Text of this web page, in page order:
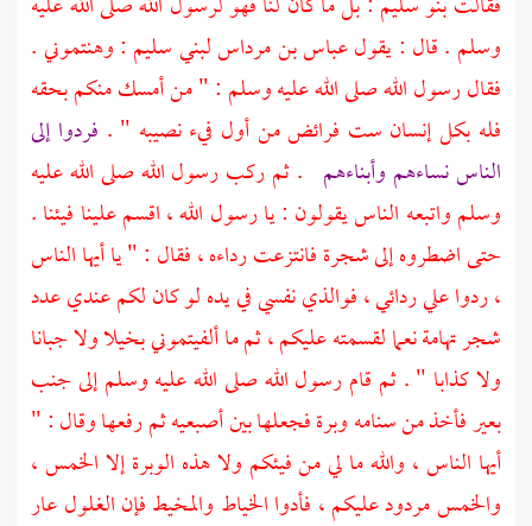
وسلم . قال : يقولعباس بن مرداسلبني سليم : وهنتموني .
فقال رسول الله صلى الله عليه وسلم : " من أمسك منكم بحقه
فله بكل إنسان ست فرائض من أول فيء نصيبه " . فردوا إلى
الناس نساءهم وأبناءهم . ثم ركب رسول الله صلى الله عليه
وسلم واتبعه الناس يقولون : يا رسول الله ، اقسم علينا فيئنا .
حتى اضطروه إلى شجرة فانتزعت رداءه ، فقال : " يا أيها الناس
، ردوا علي ردائي ، فوالذي نفسي في يده لو كان لكم عندي عدد
شجر تهامة نعما لقسمته عليكم ، ثم ما ألفيتموني بخيلا ولا جبانا
ولا كذابا " . ثم قام رسول الله صلى الله عليه وسلم إلى جنب
بعير فأخذ من سنامه وبرة فجعلها بين أصبعيه ثم رفعها وقال : "
أيها الناس ، والله ما لي من فيئكم ولا هذه الوبرة إلا الخمس ،
والخمس مردود عليكم ، فأدوا الخياط والمخيط فإن الغلول عار